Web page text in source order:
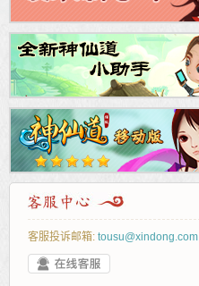
客服投诉邮箱: tousu@xindong.com